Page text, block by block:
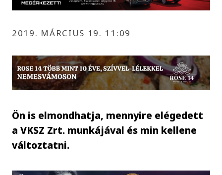
2019. MÁRCIUS 19. 11:09
Ön is elmondhatja, mennyire elégedett
a VKSZ Zrt. munkájával és min kellene
változtatni.